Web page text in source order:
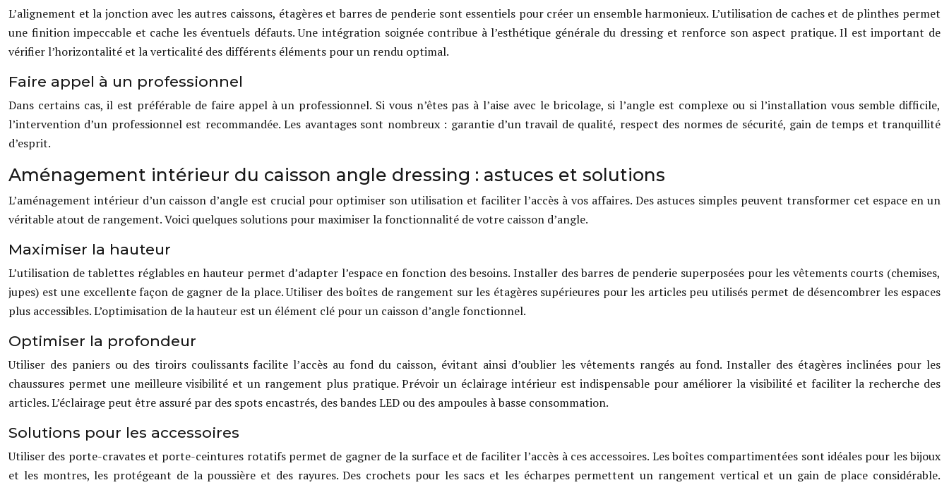
L’alignement et la jonction avec les autres caissons, étagères et barres de penderie sont essentiels pour créer un ensemble harmonieux. L’utilisation de caches et de plinthes permet
une finition impeccable et cache les éventuels défauts. Une intégration soignée contribue à l’esthétique générale du dressing et renforce son aspect pratique. Il est important de
vérifier l’horizontalité et la verticalité des différents éléments pour un rendu optimal.
Faire appel à un professionnel
Dans certains cas, il est préférable de faire appel à un professionnel. Si vous n’êtes pas à l’aise avec le bricolage, si l’angle est complexe ou si l’installation vous semble difficile,
l’intervention d’un professionnel est recommandée. Les avantages sont nombreux : garantie d’un travail de qualité, respect des normes de sécurité, gain de temps et tranquillité
d’esprit.
Aménagement intérieur du caisson angle dressing : astuces et solutions
L’aménagement intérieur d’un caisson d’angle est crucial pour optimiser son utilisation et faciliter l’accès à vos affaires. Des astuces simples peuvent transformer cet espace en un
véritable atout de rangement. Voici quelques solutions pour maximiser la fonctionnalité de votre caisson d’angle.
Maximiser la hauteur
L’utilisation de tablettes réglables en hauteur permet d’adapter l’espace en fonction des besoins. Installer des barres de penderie superposées pour les vêtements courts (chemises,
jupes) est une excellente façon de gagner de la place. Utiliser des boîtes de rangement sur les étagères supérieures pour les articles peu utilisés permet de désencombrer les espaces
plus accessibles. L’optimisation de la hauteur est un élément clé pour un caisson d’angle fonctionnel.
Optimiser la profondeur
Utiliser des paniers ou des tiroirs coulissants facilite l’accès au fond du caisson, évitant ainsi d’oublier les vêtements rangés au fond. Installer des étagères inclinées pour les
chaussures permet une meilleure visibilité et un rangement plus pratique. Prévoir un éclairage intérieur est indispensable pour améliorer la visibilité et faciliter la recherche des
articles. L’éclairage peut être assuré par des spots encastrés, des bandes LED ou des ampoules à basse consommation.
Solutions pour les accessoires
Utiliser des porte-cravates et porte-ceintures rotatifs permet de gagner de la surface et de faciliter l’accès à ces accessoires. Les boîtes compartimentées sont idéales pour les bijoux
et les montres, les protégeant de la poussière et des rayures. Des crochets pour les sacs et les écharpes permettent un rangement vertical et un gain de place considérable.